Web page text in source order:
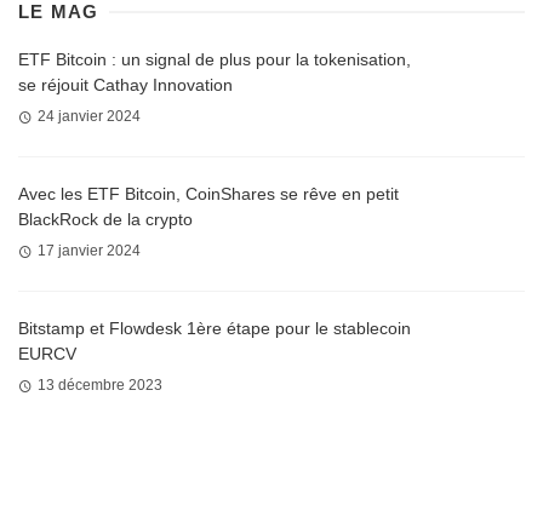
LE MAG
ETF Bitcoin : un signal de plus pour la tokenisation,
se réjouit Cathay Innovation
24 janvier 2024
Avec les ETF Bitcoin, CoinShares se rêve en petit
BlackRock de la crypto
17 janvier 2024
Bitstamp et Flowdesk 1ère étape pour le stablecoin
EURCV
13 décembre 2023